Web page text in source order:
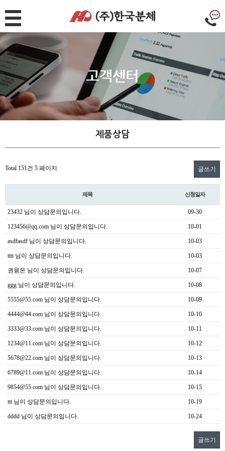
제품상담
Total 151건 5 페이지 글쓰기
제목 신청일자
23432 님이 상담문의입니다. 09-30
123456@qq.com 님이 상담문의입니다. 10-01
asdfasdf 님이 상담문의입니다. 10-03
tttt님이 상담문의입니다. 10-03
권용은 님이 상담문의입니다. 10-07
ggg 님이 상담문의입니다. 10-08
5555@55.com 님이 상담문의입니다. 10-09
4444@44.com 님이 상담문의입니다. 10-10
3333@33.com 님이 상담문의입니다. 10-11
1234@11.com 님이 상담문의입니다. 10-12
5678@22.com 님이 상담문의입니다. 10-13
6789@11.com 님이 상담문의입니다. 10-14
9854@55.com 님이 상담문의입니다. 10-15
ttt님이 상담문의입니다. 10-19
dddd 님이 상담문의입니다. 10-24
글쓰기